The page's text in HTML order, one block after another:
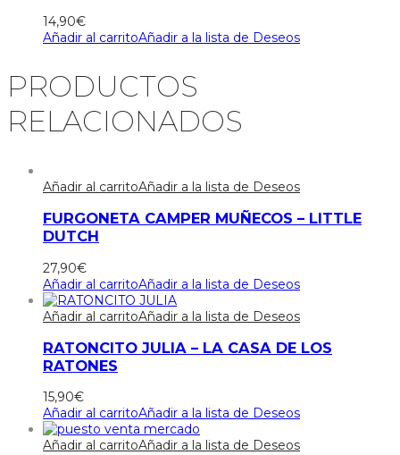
14,90€
Añadir al carritoAñadir a la lista de Deseos
PRODUCTOS
RELACIONADOS
Añadir al carritoAñadir a la lista de Deseos
FURGONETA CAMPER MUÑECOS – LITTLE
DUTCH
27,90€
Añadir al carritoAñadir a la lista de Deseos
Añadir al carritoAñadir a la lista de Deseos
RATONCITO JULIA – LA CASA DE LOS
RATONES
15,90€
Añadir al carritoAñadir a la lista de Deseos
Añadir al carritoAñadir a la lista de Deseos